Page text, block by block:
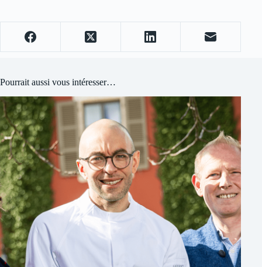
Pourrait aussi vous intéresser…